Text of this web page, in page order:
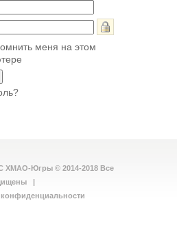
меня на этом
ХМАО-Югры © 2014-2018 Все
|
конфиденциальности